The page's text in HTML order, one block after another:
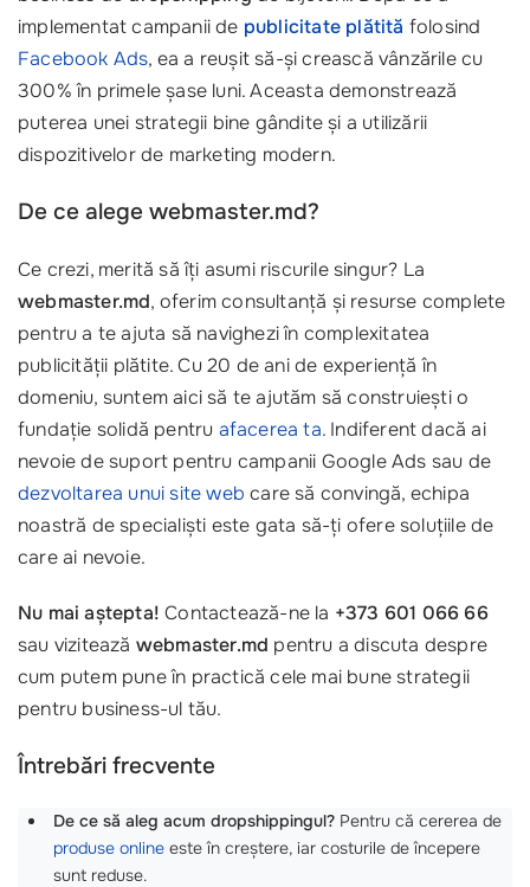
implementat campanii de publicitate plătită folosind
Facebook Ads, ea a reușit să-și crească vânzările cu
300% în primele șase luni. Aceasta demonstrează
puterea unei strategii bine gândite și a utilizării
dispozitivelor de marketing modern.
De ce alege webmaster.md?
Ce crezi, merită să îți asumi riscurile singur? La
webmaster.md, oferim consultanță și resurse complete
pentru a te ajuta să navighezi în complexitatea
publicității plătite. Cu 20 de ani de experiență în
domeniu, suntem aici să te ajutăm să construiești o
fundație solidă pentru afacerea ta. Indiferent dacă ai
nevoie de suport pentru campanii Google Ads sau de
dezvoltarea unui site web care să convingă, echipa
noastră de specialiști este gata să-ți ofere soluțiile de
care ai nevoie.
Nu mai aștepta! Contactează-ne la +373 601 066 66
sau vizitează webmaster.md pentru a discuta despre
cum putem pune în practică cele mai bune strategii
pentru business-ul tău.
Întrebări frecvente
De ce să aleg acum dropshippingul? Pentru că cererea de
produse online este în creștere, iar costurile de începere
sunt reduse.